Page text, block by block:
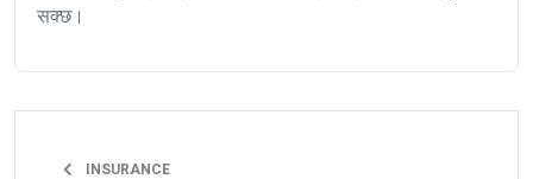
सक्छ।
INSURANCE